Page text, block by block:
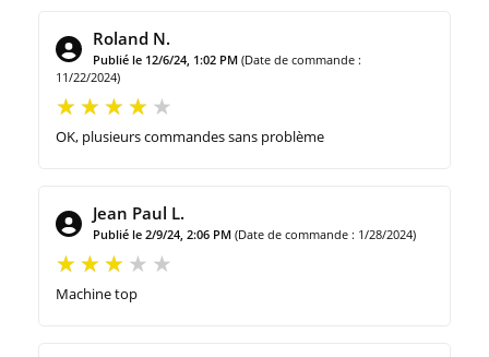
Roland N.
Publié le 12/6/24, 1:02 PM (Date de commande :
11/22/2024)
OK, plusieurs commandes sans problème
Jean Paul L.
Publié le 2/9/24, 2:06 PM (Date de commande : 1/28/2024)
Machine top